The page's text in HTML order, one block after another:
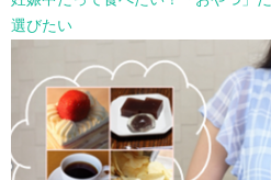
選びたい